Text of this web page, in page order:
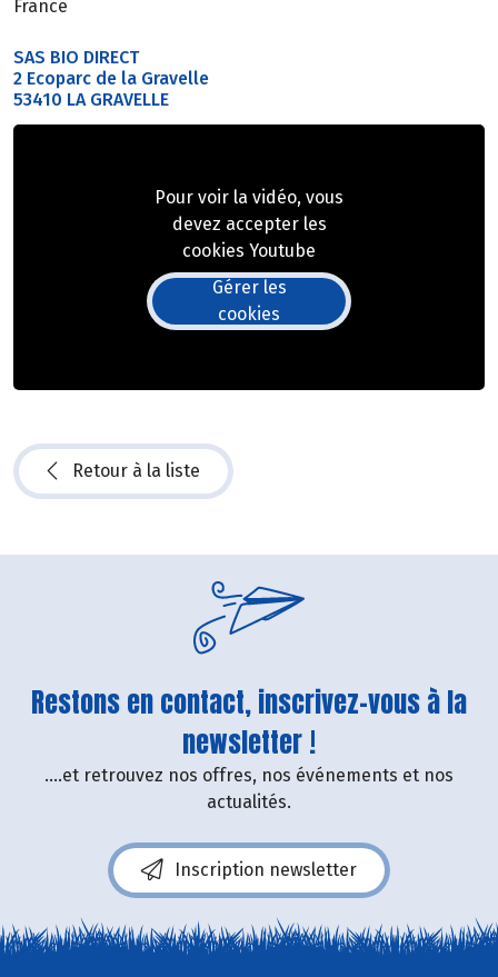
France
SAS BIO DIRECT
2 Ecoparc de la Gravelle
53410 LA GRAVELLE
Pour voir la vidéo, vous
devez accepter les
cookies Youtube
Gérer les
cookies
Retour à la liste
Restons en contact, inscrivez-vous à la
newsletter !
....et retrouvez nos offres, nos événements et nos
actualités.
Inscription newsletter